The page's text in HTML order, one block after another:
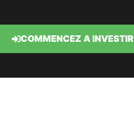
COMMENCEZ A INVESTIR